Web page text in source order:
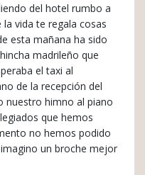
del hotel rumbo a
vida te regala cosas
esta mañana ha sido
madrileño que
el taxi al
de la recepción del
nuestro himno al piano
que hemos
no hemos podido
un broche mejor